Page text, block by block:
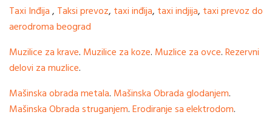
Taxi Inđija, Taksi prevoz, taxi inđija, taxi indjija, taxi prevoz do
aerodroma beograd
Muzilice za krave. Muzilice za koze. Muzlice za ovce.Rezervni
delovi za muzlice.
Mašinska obrada metala. Mašinska Obrada glodanjem.
Mašinska Obrada struganjem.Erodiranje sa elektrodom.